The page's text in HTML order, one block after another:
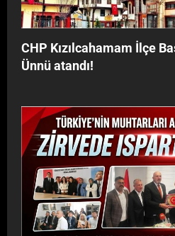
CHP Kızılcahamam İlçe
Ünnü atandı!